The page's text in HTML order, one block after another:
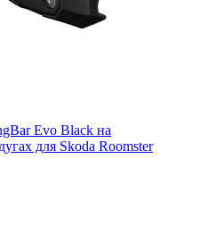
Evo Black на
для Skoda Roomster